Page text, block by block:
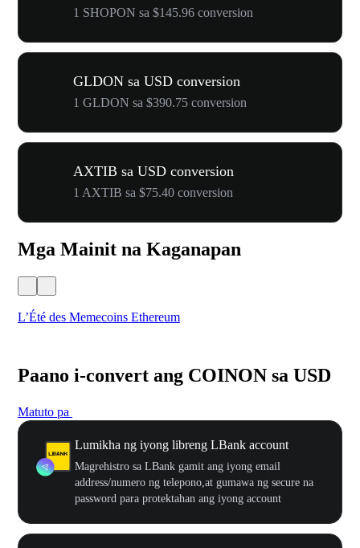
1 SHOPON sa $145.96 conversion
GLDON sa USD conversion
1 GLDON sa $390.75 conversion
AXTIB sa USD conversion
1 AXTIB sa $75.40 conversion
Mga Mainit na Kaganapan
L’Été des Memecoins Ethereum
Paano i-convert ang COINON sa USD
Matuto pa
Lumikha ng iyong libreng LBank account
Magrehistro sa LBank gamit ang iyong email
address/numero ng telepono,at gumawa ng secure na
password para protektahan ang iyong account